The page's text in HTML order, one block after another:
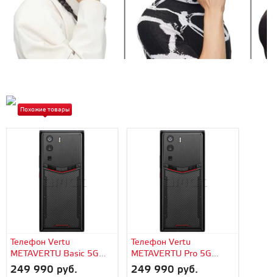
Похожие товары
Телефон Vertu
METAVERTU Basic 5G
Web3, Carbon Fiber
249 990 руб.
Телефон Vertu
METAVERTU Pro 5G
Web3, Carbon Fiber
249 990 руб.